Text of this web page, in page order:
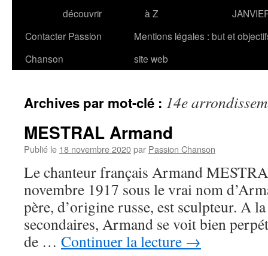
découvrir
à Z
Contacter Passion
Chanson
Mentions légales : but et
site web
Archives par mot-clé : 14e
MESTRAL Armand
Publié le 18 novembre 2020par Passion Chanson
Le chanteur français Armand
novembre 1917 sous le vrai nom
père, d’origine russe, est sculpteur. A
secondaires, Armand se voit bien
de … Continuer la lecture →